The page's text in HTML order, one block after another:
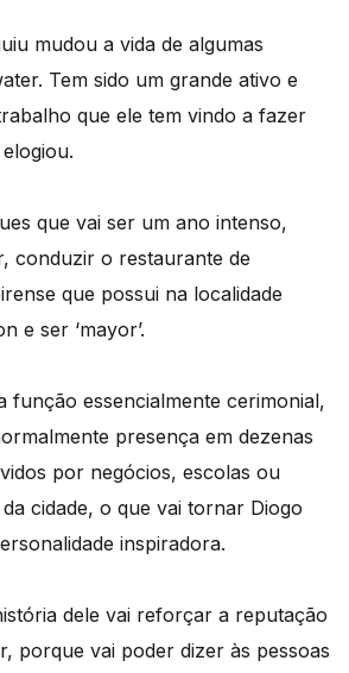
mudou a vida de algumas
Tem sido um grande ativo e
que ele tem vindo a fazer
que vai ser um ano intenso,
conduzir o restaurante de
que possui na localidade
e ser ‘mayor’.
função essencialmente cerimonial,
presença em dezenas
por negócios, escolas ou
cidade, o que vai tornar Diogo
inspiradora.
dele vai reforçar a reputação
porque vai poder dizer às pessoas